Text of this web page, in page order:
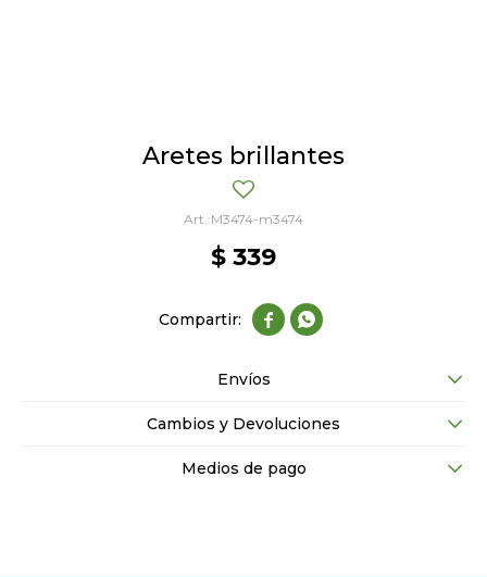
Aretes brillantes
M3474-m3474
$ 339
 
Envíos
Cambios y Devoluciones
Medios de pago